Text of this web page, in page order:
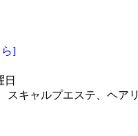
]
日
キャルプエステ、ヘア